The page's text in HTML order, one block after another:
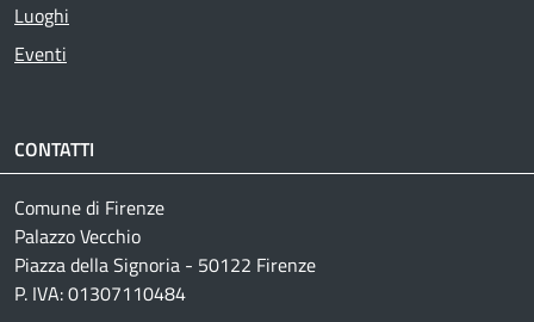
Luoghi
Eventi
CONTATTI
Comune di Firenze
Palazzo Vecchio
Piazza della Signoria - 50122 Firenze
P. IVA: 01307110484